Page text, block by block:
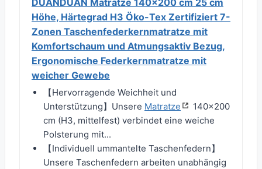
DUANDUAN Matratze 140x200 cm 25 cm
Höhe, Härtegrad H3 Öko-Tex Zertifiziert 7-
Zonen Taschenfederkernmatratze mit
Komfortschaum und Atmungsaktiv Bezug,
Ergonomische Federkernmatratze mit
weicher Gewebe
【Hervorragende Weichheit und
Unterstützung】Unsere Matratze
140x200
cm (H3, mittelfest) verbindet eine weiche
Polsterung mit...
【Individuell ummantelte Taschenfedern】
Unsere Taschenfedern arbeiten unabhängig